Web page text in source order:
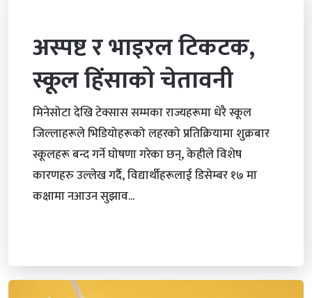
अस्पष्ट र भाइरल टिकटक,
स्कूल हिंसाको चेतावनी
मिनेसोटा देखि टेक्सास सम्मका राज्यहरूमा धेरै स्कूल
जिल्लाहरूले भिडियोहरूको लहरको प्रतिक्रियामा शुक्रबार
स्कूलहरू बन्द गर्ने घोषणा गरेका छन्, केहीले विशेष
कारणहरु उल्लेख गर्दै, विद्यार्थीहरूलाई डिसेम्बर १७ मा
कक्षामा नआउन सुझाव...